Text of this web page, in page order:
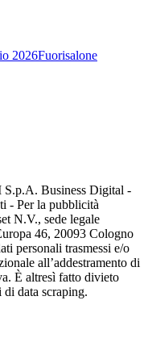
2026Fuorisalone
S.p.A. Business Digital -
- Per la pubblicità
N.V., sede legale
46, 20093 Cologno
personali trasmessi e/o
all’addestramento di
È altresì fatto divieto
di data scraping.